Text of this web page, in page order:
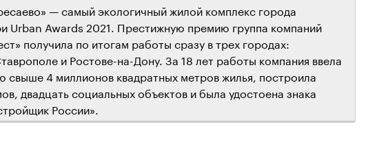
— самый экологичный жилой комплекс города
Urban Awards 2021. Престижную премию группа компаний
получила по итогам работы сразу в трех городах:
и Ростове-на-Дону. За 18 лет работы компания ввела
свыше 4 миллионов квадратных метров жилья, построила
двадцать социальных объектов и была удостоена знака
России».